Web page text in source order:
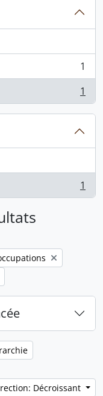
1
1
1
Décroissant